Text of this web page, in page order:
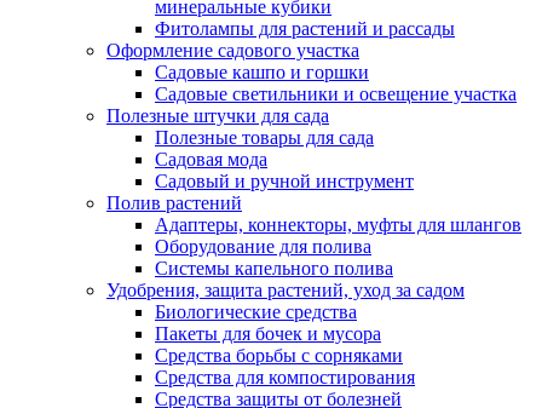
минеральные кубики
Фитолампы для растений и рассады
Оформление садового участка
Садовые кашпо и горшки
Садовые светильники и освещение участка
Полезные штучки для сада
Полезные товары для сада
Садовая мода
Садовый и ручной инструмент
Полив растений
Адаптеры, коннекторы, муфты для шлангов
Оборудование для полива
Системы капельного полива
Удобрения, защита растений, уход за садом
Биологические средства
Пакеты для бочек и мусора
Средства борьбы с сорняками
Средства для компостирования
Средства защиты от болезней